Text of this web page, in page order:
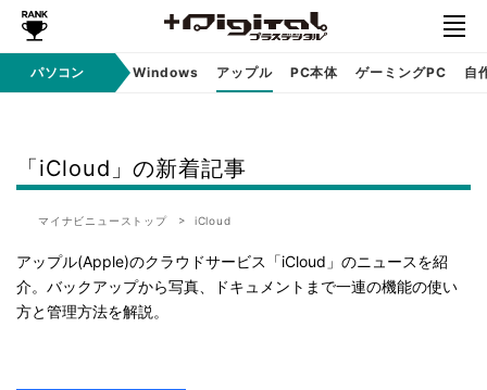
パソコン Windows アップル PC本体 ゲーミングPC 自
「iCloud」の新着記事
マイナビニューストップ iCloud
アップル(Apple)のクラウドサービス「iCloud」のニュースを紹
介。バックアップから写真、ドキュメントまで一連の機能の使い
方と管理方法を解説。